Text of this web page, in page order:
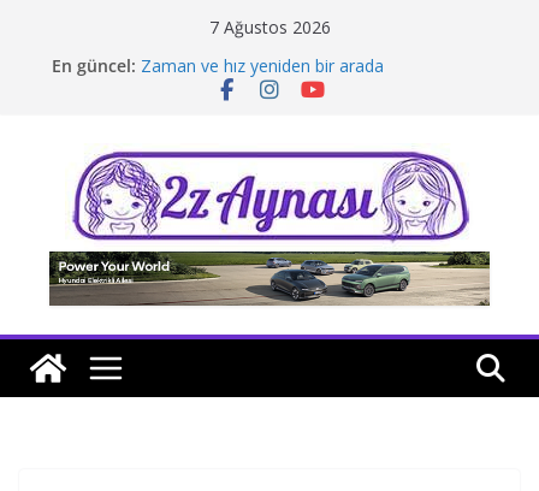
7 Ağustos 2026
En güncel: Zaman ve hız yeniden bir arada
Borusan Next Bodrum’da açıldı
Tatil rotasında test sürüşü